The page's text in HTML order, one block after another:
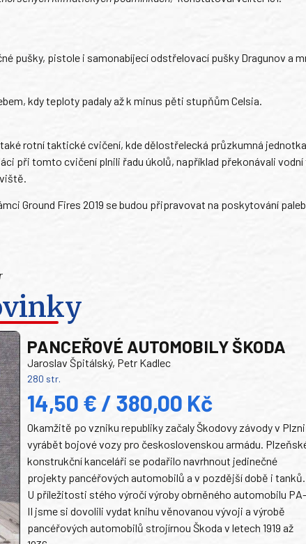
pušky, pistole i samonabíjecí odstřelovací pušky Dragunov a
kdy teploty padaly až k minus pěti stupňům Celsia.
rotní taktické cvičení, kde dělostřelecká průzkumná jednotka
při tomto cvičení plnili řadu úkolů, například překonávali
Ground Fires 2019 se budou připravovat na poskytování
PANCEŘOVÉ AUTOMOBILY ŠKODA
Jaroslav Špitálský, Petr Kadlec
280 str.
14,50 € / 380,00 Kč
Okamžitě po vzniku republiky začaly Škodovy závody v Plzni
vyrábět bojové vozy pro československou armádu.
konstrukční kanceláři se podařilo navrhnout jedinečné
projekty pancéřových automobilů a v pozdější době i tanků.
U příležitosti stého výročí výroby obrněného automobilu PA-
II jsme si dovolili vydat knihu věnovanou vývoji a výrobě
pancéřových automobilů strojírnou Škoda v letech 1919 až